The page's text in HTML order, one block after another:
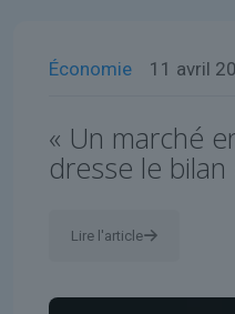
Économie 11 avril
« Un marché
dresse le
Lire l'article